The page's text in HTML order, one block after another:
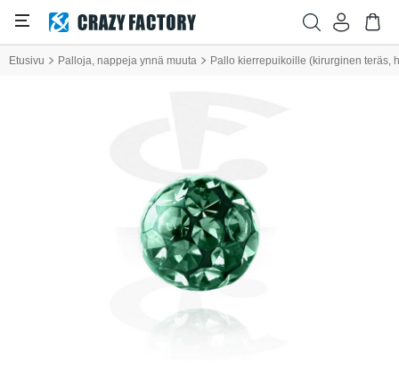
Etusivu Palloja, nappeja ynnä muuta Pallo kierrepuikoille (kirurginen teräs,